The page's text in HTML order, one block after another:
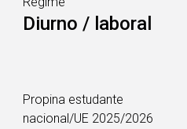
Diurno / laboral
Propina estudante
nacional/UE 2025/2026